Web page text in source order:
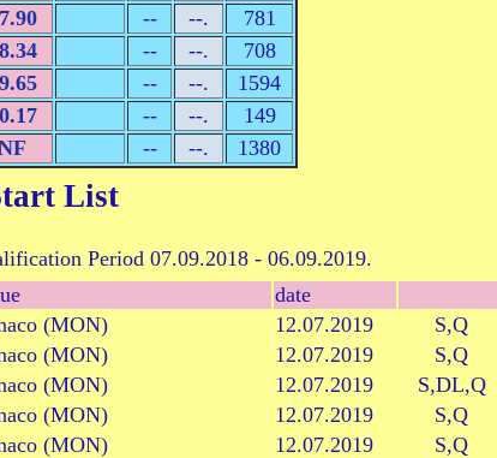
-- --.
781
-- --.
708
-- --.
1594
-- --.
149
-- --. 1380
List
Period 07.09.2018 - 06.09.2019.
date
(MON) 12.07.2019
S,Q
(MON) 12.07.2019
S,Q
(MON) 12.07.2019
S,DL,Q
(MON) 12.07.2019
S,Q
(MON) 12.07.2019
S,Q